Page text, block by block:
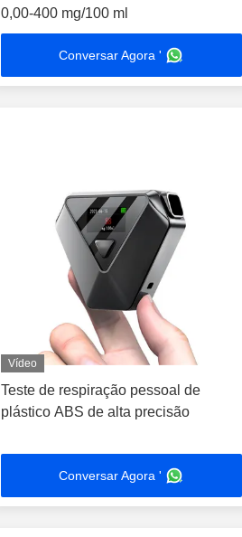
0,00-400 mg/100 ml
Conversar Agora '
Vídeo
Teste de respiração pessoal de
plástico ABS de alta precisão
Conversar Agora '